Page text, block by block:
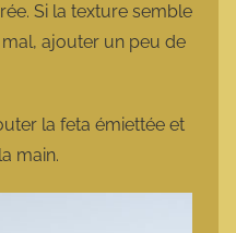
Si la texture semble
ajouter un peu de
la feta émiettée et
main.